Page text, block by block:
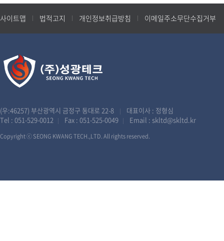
사이트맵 법적고지 개인정보취급방침 이메일주소무단수집거부
(우:46257) 부산광역시 금정구 동대로 22-8 |
대표이사 : 정형심
Tel : 051-529-0012 | Fax : 051-525-0049 | Email : skltd@skltd.kr
Copyright ⓒ SEONG KWANG TECH.,LTD. All rights reserved.